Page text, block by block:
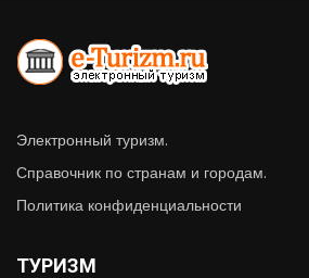
Электронный туризм.
Справочник по странам и городам.
Политика конфиденциальности
ТУРИЗМ